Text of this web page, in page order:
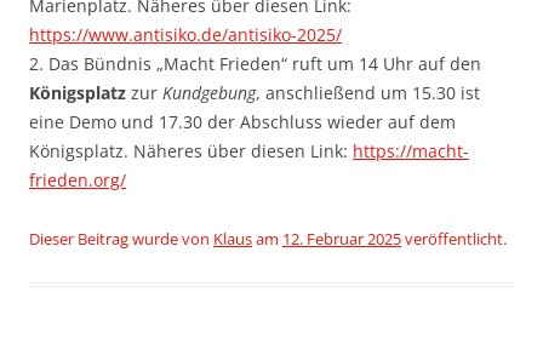
Marienplatz. Näheres über diesen Link:
https://www.antisiko.de/antisiko-2025/
2. Das Bündnis „Macht Frieden“ ruft um 14 Uhr auf den
Königsplatz zur Kundgebung, anschließend um 15.30 ist
eine Demo und 17.30 der Abschluss wieder auf dem
Königsplatz. Näheres über diesen Link: https://macht-
frieden.org/
Dieser Beitrag wurdevon Klausam 12. Februar 2025veröffentlicht.